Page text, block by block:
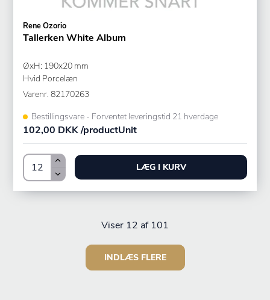
Rene Ozorio
Tallerken White Album
ØxH: 190x20 mm
Hvid Porcelæn
Varenr. 82170263
Bestillingsvare - Forventet leveringstid 21 hverdage
102,00 DKK /productUnit
LÆG I KURV
Viser 12 af 101
INDLÆS FLERE